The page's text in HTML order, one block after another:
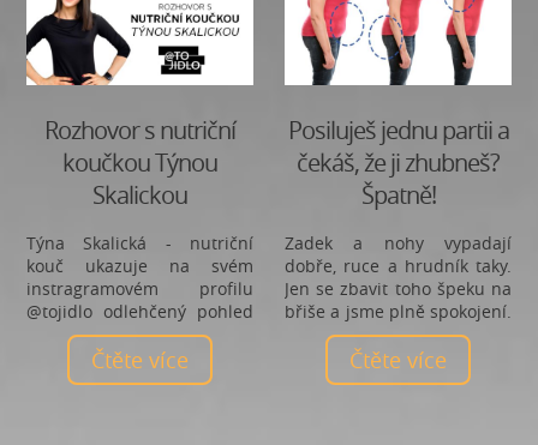
Rozhovor s nutriční
koučkou Týnou
Skalickou
Týna Skalická - nutriční
kouč ukazuje na svém
instragramovém profilu
@tojidlo odlehčený pohled
na jídlo a zdravý životní styl
pod heslem “NEBER TO
JÍDLO TAK VÁŽNĚ, JE TO JEN
Čtěte více
Posiluješ jednu partii a
čekáš, že ji zhubneš?
Špatně!
Zadek a nohy vypadají
dobře, ruce a hrudník taky.
Jen se zbavit toho špeku na
břiše a jsme plně spokojení.
Tak budeme cvičit více
břicho a jistě tím zhubneme
v oblasti bříška. Taky si
Čtěte více